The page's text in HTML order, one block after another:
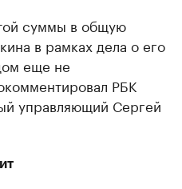
суммы в общую
в рамках дела о его
еще не
РБК
управляющий Сергей